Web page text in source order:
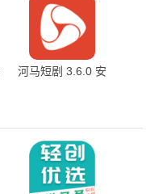
河马短剧 3.6.0 安